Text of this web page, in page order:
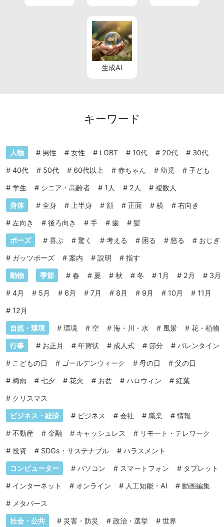
生成AI
キーワード
人物 # 男性 # 女性 # LGBT # 10代 # 20代 # 30代
# 40代 # 50代 # 60代以上 # 赤ちゃん # 幼児 # 子ども
# 学生 # シニア・高齢者 # 1人 # 2人 # 複数人
身体 # 全身 # 上半身 # 顔 # 正面 # 横 # 右向き
# 左向き # 後ろ向き # 手 # 歯 # 髪
ポーズ # 喜ぶ # 驚く # 考える # 困る # 怒る # おじぎ
# ガッツポーズ # 案内 # 説明 # 指す
動物 季節 # 春 # 夏 # 秋 # 冬 # 1月 # 2月 # 3月
# 4月 # 5月 # 6月 # 7月 # 8月 # 9月 # 10月 # 11月
# 12月
自然・環境 # 環境 # 空 # 海・川・水 # 風景 # 花・植物
行事 # お正月 # 年賀状 # 成人式 # 節分 # バレンタイン
# こどもの日 # ゴールデンウィーク # 母の日 # 父の日
# 梅雨 # 七夕 # 花火 # お盆 # ハロウィン # 紅葉
# クリスマス
ビジネス・経済 # ビジネス # 会社 # 職業 #情報
# 不動産 # 金融 # キャッシュレス # リモート・テレワーク
# 投資 # SDGs・サステナブル # ハラスメント
コンピューター # パソコン # スマートフォン # タブレット
# インターネット # オンライン # 人工知能・AI # 動画編集
# メタバース
社会・公共 # 災害・防災 # 政治・選挙 # 世界